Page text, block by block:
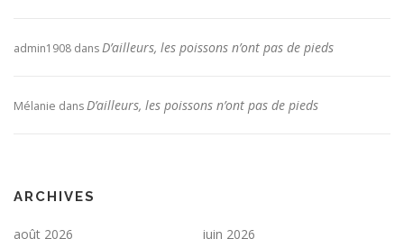
admin1908 dansD’ailleurs, les poissons n’ont pas de pieds
Mélanie dansD’ailleurs, les poissons n’ont pas de pieds
ARCHIVES
août 2026
juin 2026